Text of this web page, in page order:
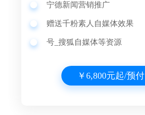
宁德新闻营销推广
赠送千粉素人自媒体效果
号_搜狐自媒体等资源
￥6,800元起/预付